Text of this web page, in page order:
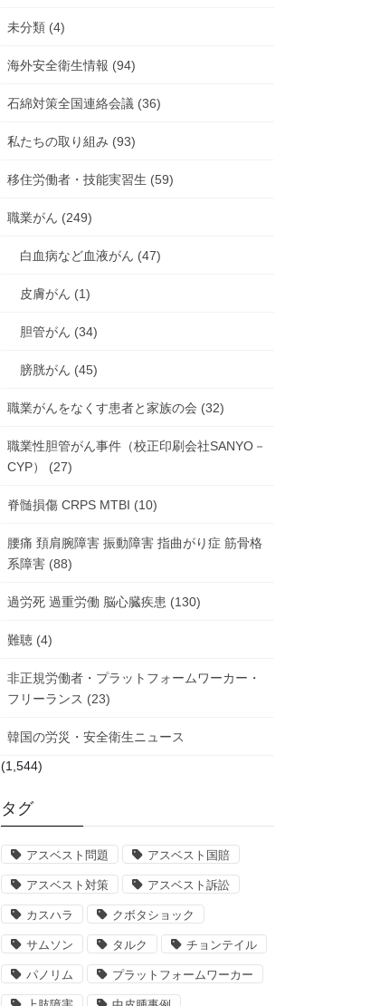
未分類 (4)
海外安全衛生情報 (94)
石綿対策全国連絡会議 (36)
私たちの取り組み (93)
移住労働者・技能実習生 (59)
職業がん (249)
白血病など血液がん (47)
皮膚がん (1)
胆管がん (34)
膀胱がん (45)
職業がんをなくす患者と家族の会 (32)
職業性胆管がん事件（校正印刷会社SANYO－
CYP） (27)
脊髄損傷 CRPS MTBI (10)
腰痛 頚肩腕障害 振動障害 指曲がり症 筋骨格
系障害 (88)
過労死 過重労働 脳心臓疾患 (130)
難聴 (4)
非正規労働者・プラットフォームワーカー・
フリーランス (23)
韓国の労災・安全衛生ニュース
(1,544)
タグ
アスベスト問題 アスベスト国賠
アスベスト対策 アスベスト訴訟
カスハラ クボタショック
サムソン タルク チョンテイル
パノリム プラットフォームワーカー